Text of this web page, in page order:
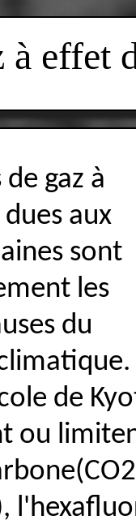
à effet
gaz à
aux
sont
les
du
de
ou